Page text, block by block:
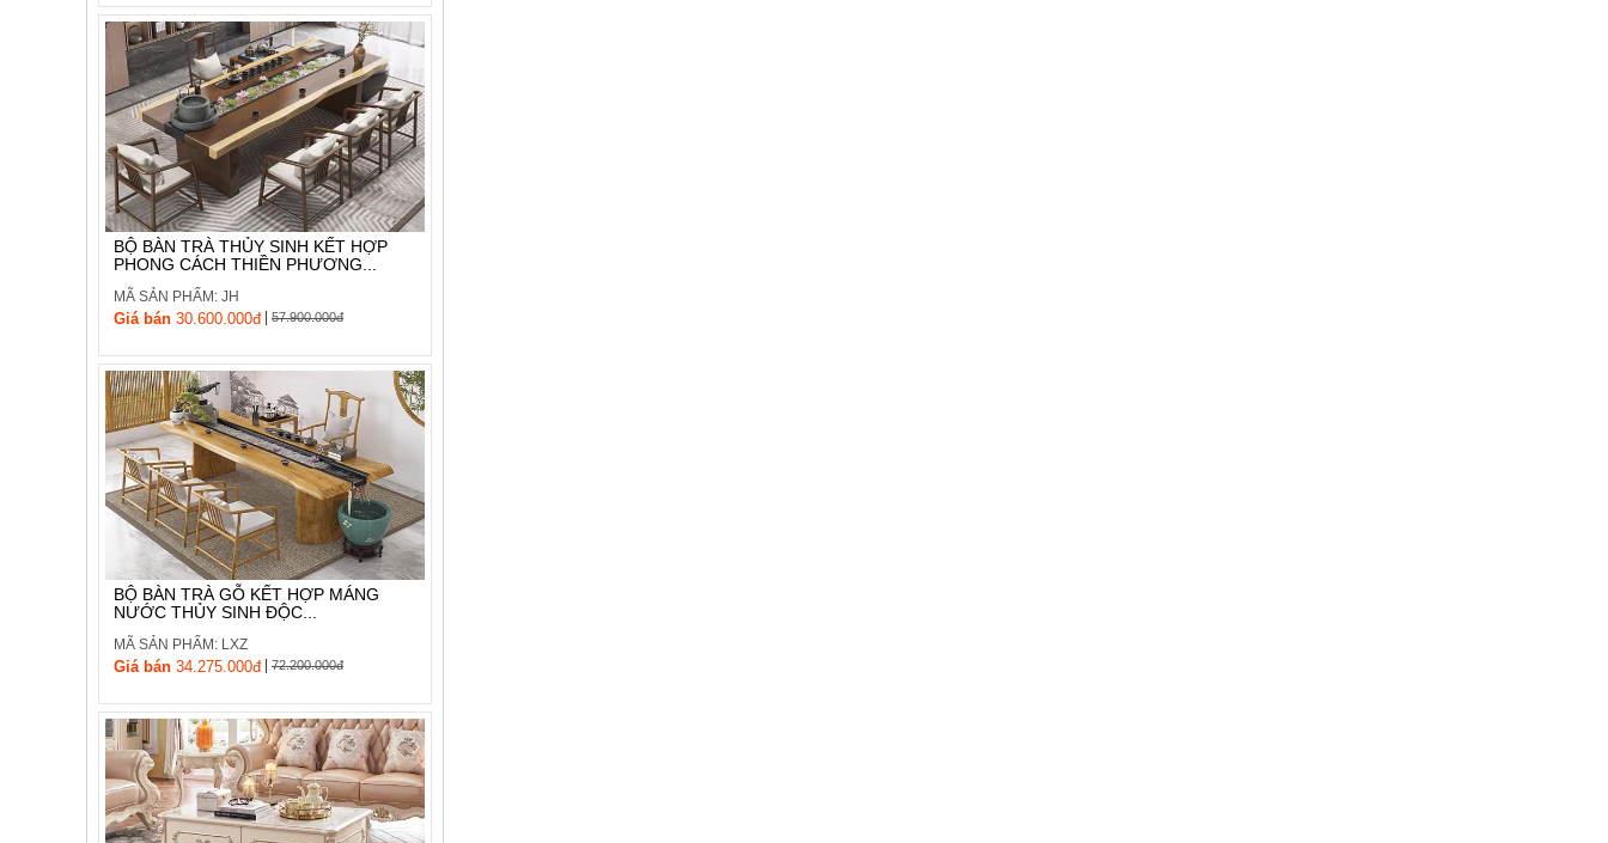
BỘ BÀN TRÀ THỦY SINH KẾT HỢP
PHONG CÁCH THIỀN PHƯƠNG...
MÃ SẢN PHẨM: JH
Giá bán 30.600.000đ| 57.900.000đ
BỘ BÀN TRÀ GỖ KẾT HỢP MÁNG
NƯỚC THỦY SINH ĐỘC...
MÃ SẢN PHẨM: LXZ
Giá bán 34.275.000đ| 72.200.000đ